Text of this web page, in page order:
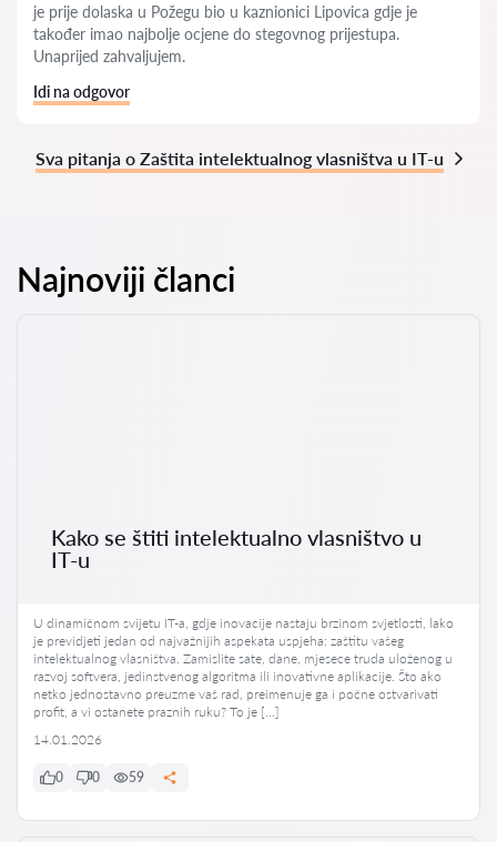
je prije dolaska u Požegu bio u kaznionici Lipovica gdje je
također imao najbolje ocjene do stegovnog prijestupa.
Unaprijed zahvaljujem.
Idi na odgovor
Sva pitanja o Zaštita intelektualnog vlasništva u IT-u
Najnoviji članci
Kako se štiti intelektualno vlasništvo u
IT-u
U dinamičnom svijetu IT-a, gdje inovacije nastaju brzinom svjetlosti, lako
je previdjeti jedan od najvažnijih aspekata uspjeha: zaštitu vašeg
intelektualnog vlasništva. Zamislite sate, dane, mjesece truda uloženog u
razvoj softvera, jedinstvenog algoritma ili inovativne aplikacije. Što ako
netko jednostavno preuzme vaš rad, preimenuje ga i počne ostvarivati
profit, a vi ostanete praznih ruku? To je […]
14.01.2026
0 0 59